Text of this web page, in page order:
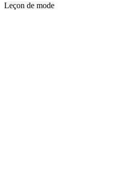
Leçon de mode